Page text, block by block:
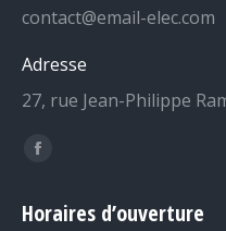
contact@email-elec.com
Adresse
27, rue Jean-Philippe
Trouvez nous sur :
Facebook
opens
Horaires d’ouverture